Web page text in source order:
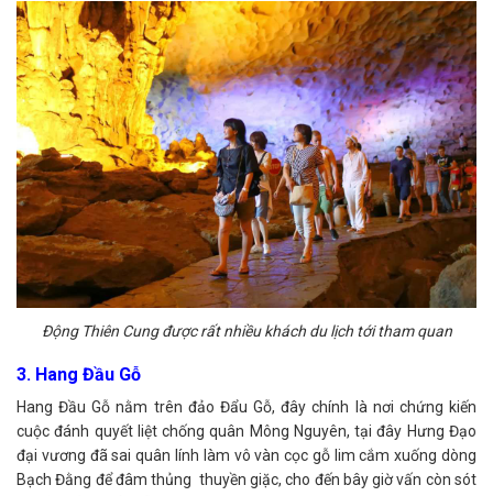
Động Thiên Cung được rất nhiều khách du lịch tới tham quan
3. Hang Đầu Gỗ
Hang Đầu Gỗ nằm trên đảo Đẩu Gỗ, đây chính là nơi chứng kiến
cuộc đánh quyết liệt chống quân Mông Nguyên, tại đây Hưng Đạo
đại vương đã sai quân lính làm vô vàn cọc gỗ lim cắm xuống dòng
Bạch Đằng để đâm thủng thuyền giặc, cho đến bây giờ vấn còn sót